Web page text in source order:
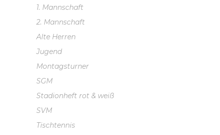
1. Mannschaft
2. Mannschaft
Alte Herren
Jugend
Montagsturner
SGM
Stadionheft rot & weiß
SVM
Tischtennis